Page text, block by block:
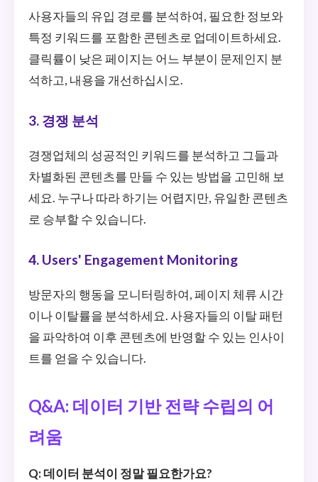
사용자들의 유입 경로를 분석하여, 필요한 정보와
특정 키워드를 포함한 콘텐츠로 업데이트하세요.
클릭률이 낮은 페이지는 어느 부분이 문제인지 분
석하고, 내용을 개선하십시오.
3. 경쟁 분석
경쟁업체의 성공적인 키워드를 분석하고 그들과
차별화된 콘텐츠를 만들 수 있는 방법을 고민해 보
세요. 누구나 따라 하기는 어렵지만, 유일한 콘텐츠
로 승부할 수 있습니다.
4. Users' Engagement Monitoring
방문자의 행동을 모니터링하여, 페이지 체류 시간
이나 이탈률을 분석하세요. 사용자들의 이탈 패턴
을 파악하여 이후 콘텐츠에 반영할 수 있는 인사이
트를 얻을 수 있습니다.
Q&A: 데이터 기반 전략 수립의 어
려움
Q: 데이터 분석이 정말 필요한가요?